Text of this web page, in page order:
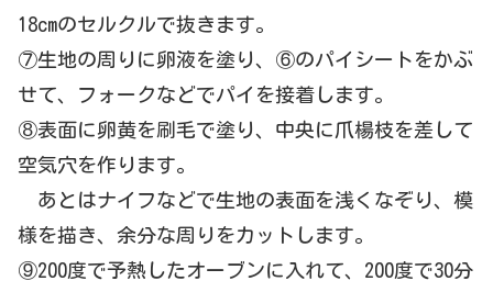
18cmのセルクルで抜きます。
⑦生地の周りに卵液を塗り、⑥のパイシートをかぶ
せて、
フォークなどでパイを接着します。
⑧表面に卵黄を刷毛で塗り、 中央に爪楊枝を差して
空気穴を作ります。
あとはナイフなどで生地の表面を浅くなぞり、模
様を描き、 余分な周りをカットします。
⑨200度で予熱したオーブンに入れて、 200度で30分